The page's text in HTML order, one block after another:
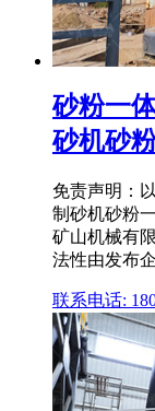
砂粉一
砂机砂
免责声明：
制砂机砂粉
矿山机械有
法性由发布
联系电话: